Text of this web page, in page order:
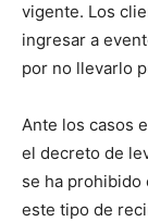
vigente. Los
ingresar a
por no llevarlo
Ante los casos
el decreto de
se ha prohibido
este tipo de